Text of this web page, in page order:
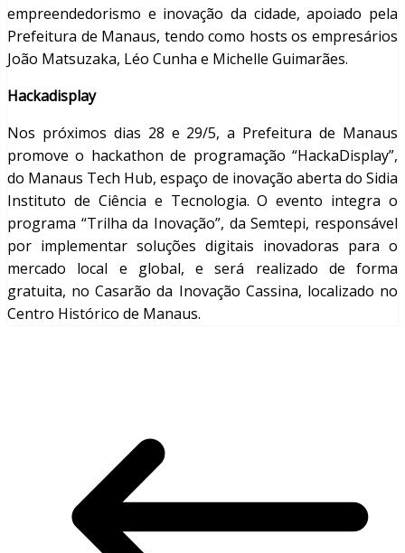
empreendedorismo e inovação da cidade, apoiado pela
Prefeitura de Manaus, tendo como hosts os empresários
João Matsuzaka, Léo Cunha e Michelle Guimarães.
Hackadisplay
Nos próximos dias 28 e 29/5, a Prefeitura de Manaus
promove o hackathon de programação “HackaDisplay”,
do Manaus Tech Hub, espaço de inovação aberta do Sidia
Instituto de Ciência e Tecnologia. O evento integra o
programa “Trilha da Inovação”, da Semtepi, responsável
por implementar soluções digitais inovadoras para o
mercado local e global, e será realizado de forma
gratuita, no Casarão da Inovação Cassina, localizado no
Centro Histórico de Manaus.